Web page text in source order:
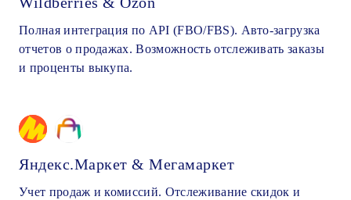
Полная интеграция по API (FBO/FBS). Авто-загрузка
отчетов о продажах. Возможность отслеживать заказы
и проценты выкупа.
Яндекс.Маркет & Мегамаркет
Учет продаж и комиссий. Отслеживание скидок и